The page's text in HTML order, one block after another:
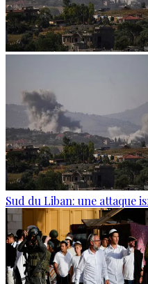
Sud du Liban: une attaque